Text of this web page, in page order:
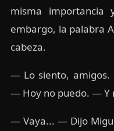
misma importancia
embargo, la palabra
cabeza.
— Lo siento, amigos.
— Hoy no puedo. — Y
— Vaya... — Dijo